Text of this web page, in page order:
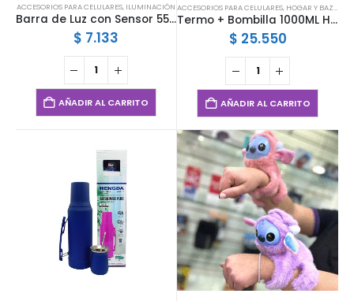
ACCESORIOS PARA CELULARES, ILUMINACIÓN
Barra de Luz con Sensor 55cm
$ 7.133
AÑADIR AL CARRITO
ACCESORIOS PARA CELULARES, HOGAR Y BAZAR
Termo + Bombilla 1000ML H10302
$ 25.550
AÑADIR AL CARRITO